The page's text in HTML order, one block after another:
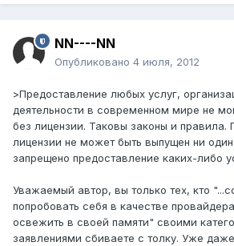
NN----NN
Опубликовано 4 июля, 2012
>Предоставление любых услуг,
деятельности в современном мире не
без лицензии. Таковы законы и правила.
лицензии не может быть выпущен ни
запрещено предоставление каких-либо
Уважаемый автор, вы только тех, кто
попробовать себя в качестве
освежить в своей памяти" своими
заявлениями сбиваете с толку. Уже